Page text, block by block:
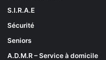
S.I.R.A.E
Sécurité
Seniors
A.D.M.R – Service à domicile